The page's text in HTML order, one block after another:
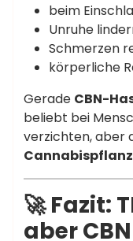
beim
Unruhe
Schmerzen
körperliche
Gerade CBN-
beliebt bei
verzichten, aber
🚀 Fazit:
aber